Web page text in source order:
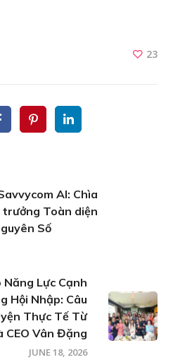
23
AI: Chìa
Toàn diện
Số
Năng Lực Cạnh
Hội Nhập: Câu
Thực Tế Từ
CEO Vân Đặng
JUNE 18, 2026